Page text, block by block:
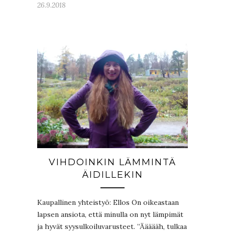
26.9.2018
VIHDOINKIN LÄMMINTÄ
ÄIDILLEKIN
Kaupallinen yhteistyö: Ellos On oikeastaan
lapsen ansiota, että minulla on nyt lämpimät
ja hyvät syysulkoiluvarusteet. ”Äääääh, tulkaa